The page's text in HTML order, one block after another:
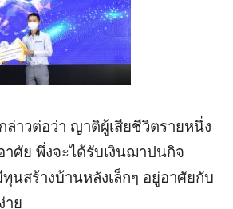
าวต่อว่า ญาติผู้เสียชีวิตรายหนึ่ง
ศัย พึ่งจะได้รับเงินฌาปนกิจ
ทุนสร้างบ้านหลังเล็กๆ อยู่อาศัยกับ
าย